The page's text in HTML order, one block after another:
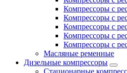
Компрессоры с
Компрессоры с
Компрессоры с
Компрессоры с
Компрессоры с
Масляные ременные
Дизельные компрессоры
Стационарные